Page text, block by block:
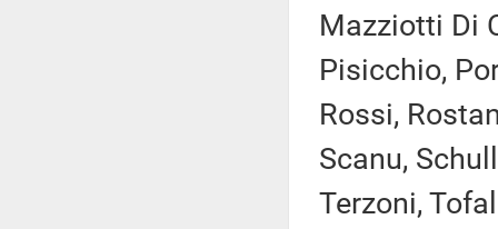
Mazziotti Di
Pisicchio,
Rossi,
Scanu,
Terzoni,